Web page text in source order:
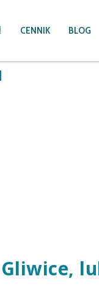
CENNIK BLOG